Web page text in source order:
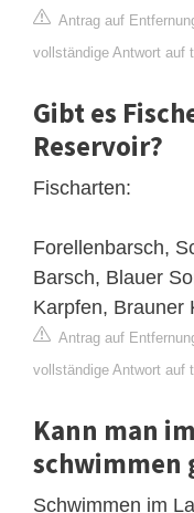
Antrag auf
vollständige Antwort auf
Gibt es
Reservoir?
Fischarten:
Forellenbarsch,
Barsch, Blauer
Karpfen, Brauner
Antrag auf
vollständige Antwort auf
Kann man
schwimmen
Schwimmen im